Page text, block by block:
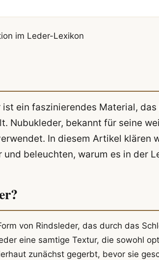
im Leder-Lexikon
ein faszinierendes Material,
Nubukleder, bekannt für seine
In diesem Artikel klären
beleuchten, warum es in der
von Rindsleder, das durch das
eine samtige Textur, die sowohl
zunächst gegerbt, bevor sie